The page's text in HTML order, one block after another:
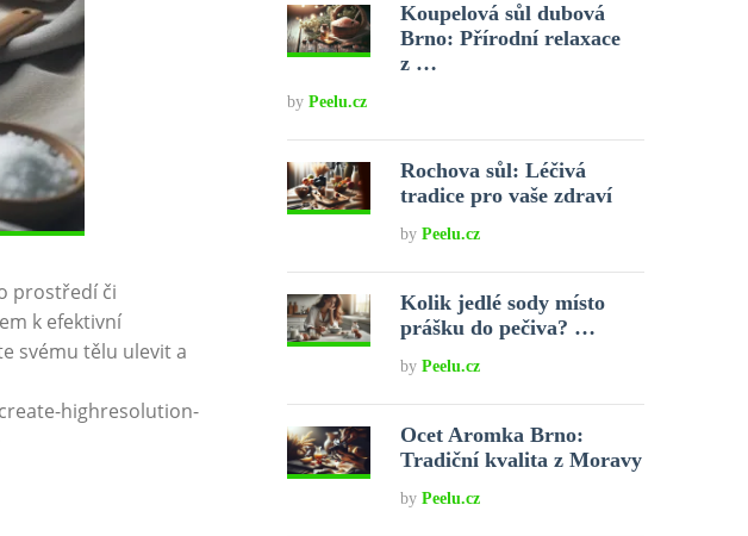
prostředí ​či
k efektivní⁢
svému tělu ulevit a
highresolution-
Koupelová sůl dubová
Brno: Přírodní relaxace
z …
by Peelu.cz
Rochova sůl: Léčivá
tradice pro vaše zdraví
byPeelu.cz
Kolik jedlé sody místo
prášku do pečiva? …
byPeelu.cz
Ocet Aromka Brno:
Tradiční kvalita z Moravy
byPeelu.cz